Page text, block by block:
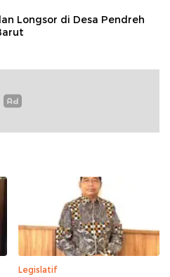
Longsor di Desa Pendreh
Legislatif